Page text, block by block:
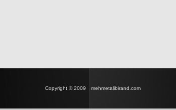
Copyright © 2009 mehmetalibirand.com